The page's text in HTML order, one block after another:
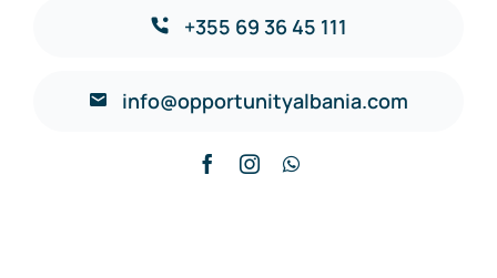
+355 69 36 45 111
info@opportunityalbania.com